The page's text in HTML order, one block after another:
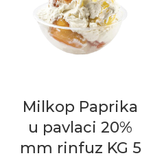
Milkop Paprika
u pavlaci 20%
mm rinfuz KG 5